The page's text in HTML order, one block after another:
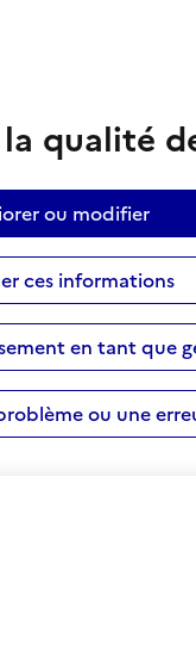
qualité
ou modifier
ces informations
en tant que
ou une